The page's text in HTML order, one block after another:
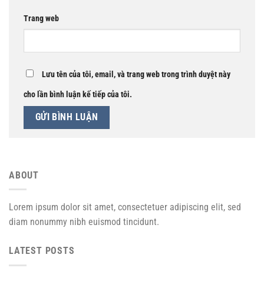
Trang web
Lưu tên của tôi, email, và trang web trong trình duyệt này
cho lần bình luận kế tiếp của tôi.
ABOUT
Lorem ipsum dolor sit amet, consectetuer adipiscing elit, sed
diam nonummy nibh euismod tincidunt.
LATEST POSTS